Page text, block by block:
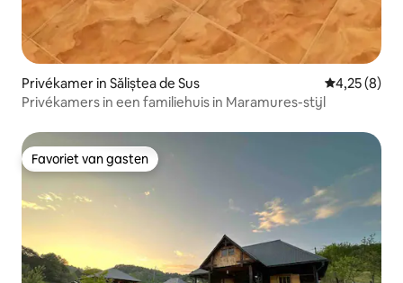
Privékamer in Săliștea de Sus
4,25 (8)
Privékamers in een familiehuis in Maramures-stijl
Favoriet van gasten
Favoriet van gasten